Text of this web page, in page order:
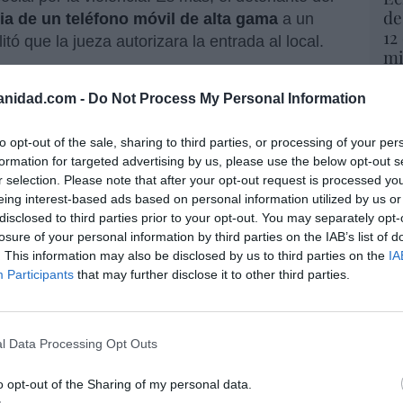
- Do Not Process My Personal Information
opt-out of the sale, sharing to third parties, or processing of your
for targeted advertising by us, please use the below opt-out
selection. Please note that after your opt-out request is processed
interest-based ads based on personal information utilized by us
to third parties prior to your opt-out. You may separately
of your personal information by third parties on the IAB’s list of
This information may also be disclosed by us to third parties on the
Participants that may further disclose it to other third parties.
Data Processing Opt Outs
opt-out of the Sharing of my personal data.
de un teléfono móvil de alta gama a un
que la jueza autorizara la entrada al local.
Estrella de Valladolidobligó esta mañana
Cuando los Bomberos llegaron
de abandono, vacío, pero con perros y
la cubierta y han provocado daños
tuvieron que trabajar durante dos
mientras las personas que vivían
nada de ellas.
este artículo?
newsletter y recibe cada dia
y